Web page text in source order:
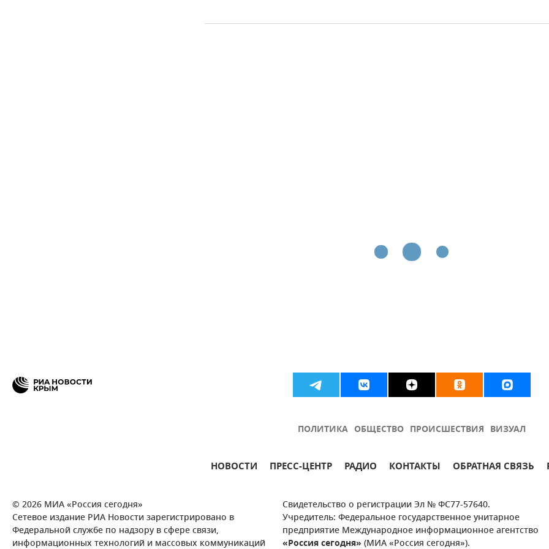
ПОЛИТИКА ОБЩЕСТВО ПРОИСШЕСТВИЯ ВИЗУАЛ
НОВОСТИ ПРЕСС-ЦЕНТР РАДИО КОНТАКТЫ ОБРАТНАЯ СВЯЗЬ
© 2026 МИА «Россия сегодня»
Сетевое издание РИА Новости зарегистрировано в
Федеральной службе по надзору в сфере связи,
информационных технологий и массовых коммуникаций
Свидетельство о регистрации Эл № ФС77-57640.
Учредитель: Федеральное государственное унитарное
предприятие Международное информационное агентство
«Россия сегодня» (МИА «Россия сегодня»).